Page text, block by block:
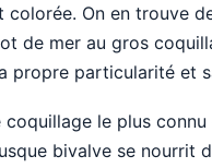
colorée. On en trouve
de mer au gros
propre particularité et
coquillage le plus
bivalve se nourrit